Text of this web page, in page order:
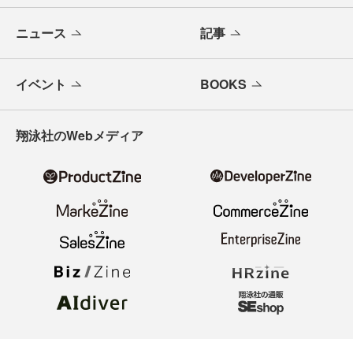
ニュース 記事
イベント BOOKS
翔泳社のWebメディア